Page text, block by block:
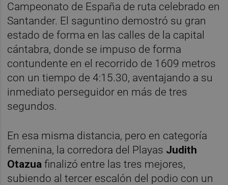
Campeonato de España de ruta celebrado en
Santander. El saguntino demostró su gran
estado de forma en las calles de la capital
cántabra, donde se impuso de forma
contundente en el recorrido de 1609 metros
con un tiempo de 4:15.30, aventajando a su
inmediato perseguidor en más de tres
segundos.
En esa misma distancia, pero en categoría
femenina, la corredora del Playas Judith
Otazua finalizó entre las tres mejores,
subiendo al tercer escalón del podio con un